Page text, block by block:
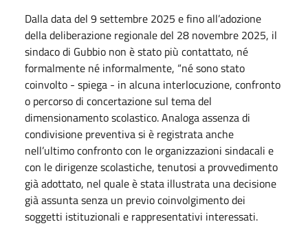
Dalla data del 9 settembre 2025 e fino all’adozione
della deliberazione regionale del 28 novembre 2025, il
sindaco di Gubbio non è stato più contattato, né
formalmente né informalmente, “né sono stato
coinvolto - spiega - in alcuna interlocuzione, confronto
o percorso di concertazione sul tema del
dimensionamento scolastico. Analoga assenza di
condivisione preventiva si è registrata anche
nell’ultimo confronto con le organizzazioni sindacali e
con le dirigenze scolastiche, tenutosi a provvedimento
già adottato, nel quale è stata illustrata una decisione
già assunta senza un previo coinvolgimento dei
soggetti istituzionali e rappresentativi interessati.